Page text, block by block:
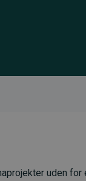
uden for